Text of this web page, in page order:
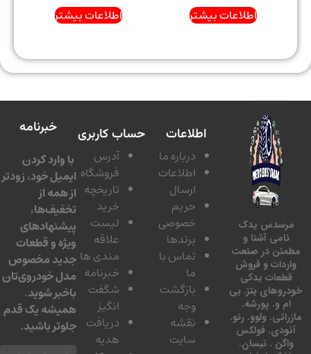
اطلاعات بیشتر اطلاعات بیشتر
یدک
آشنا و
در صنعت
و فروش
یدکی
بنز. بی
و. پورشه.
ولوو. رنو.
فولکس
. نیسان.
اطلاعات
درباره ما
اطلاعات
ارسال
حریم
خصوصی
برندها
تماس با
بازگشت
نقشه
سایت
حساب کاربری
آدرس
فروشگاه
تاریخچه
لیست
مندی ها
خبرنامه
شگفت
دریافت
خبرنامه
با وارد کردن
ایمیل خود، زودتر
از همه از
تخفیف‌ها،
پیشنهادهای
ویژه و قطعات
جدید مخصوص
مدل خودروی‌تان
باخبر شوید.
همیشه یک قدم
جلوتر باشید.